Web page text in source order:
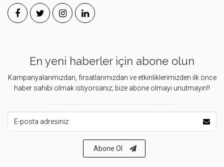
En yeni haberler için abone olun
Kampanyalarımızdan, fırsatlarımızdan ve etkinliklerimizden ilk önce
haber sahibi olmak istiyorsanız; bize abone olmayı unutmayın!!
Abone Ol